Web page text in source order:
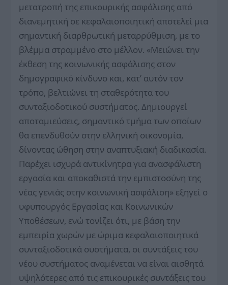
μετατροπή της επικουρικής ασφάλισης από
διανεμητική σε κεφαλαιοποιητική αποτελεί μια
σημαντική διαρθρωτική μεταρρύθμιση, με το
βλέμμα στραμμένο στο μέλλον. «Μειώνει την
έκθεση της κοινωνικής ασφάλισης στον
δημογραφικό κίνδυνο και, κατ’ αυτόν τον
τρόπο, βελτιώνει τη σταθερότητα του
συνταξιοδοτικού συστήματος. Δημιουργεί
αποταμιεύσεις, σημαντικό τμήμα των οποίων
θα επενδυθούν στην ελληνική οικονομία,
δίνοντας ώθηση στην αναπτυξιακή διαδικασία.
Παρέχει ισχυρά αντικίνητρα για ανασφάλιστη
εργασία και αποκαθιστά την εμπιστοσύνη της
νέας γενιάς στην κοινωνική ασφάλιση» εξηγεί ο
υφυπουργός Εργασίας και Κοινωνικών
Υποθέσεων, ενώ τονίζει ότι, με βάση την
εμπειρία χωρών με ώριμα κεφαλαιοποιητικά
συνταξιοδοτικά συστήματα, οι συντάξεις του
νέου συστήματος αναμένεται να είναι αισθητά
υψηλότερες από τις επικουρικές συντάξεις του